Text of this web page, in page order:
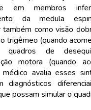
em membros
da medula
também como visão
trigêmeo (quando
de
motora (quando
avalia esses
diagnósticos
possam simular o